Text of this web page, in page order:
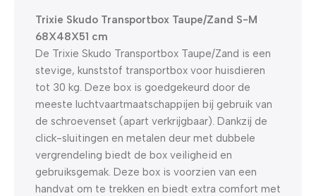
Trixie Skudo Transportbox Taupe/Zand S-M
68X48X51 cm
De Trixie Skudo Transportbox Taupe/Zand is een
stevige, kunststof transportbox voor huisdieren
tot 30 kg. Deze box is goedgekeurd door de
meeste luchtvaartmaatschappijen bij gebruik van
de schroevenset (apart verkrijgbaar). Dankzij de
click-sluitingen en metalen deur met dubbele
vergrendeling biedt de box veiligheid en
gebruiksgemak. Deze box is voorzien van een
handvat om te trekken en biedt extra comfort met